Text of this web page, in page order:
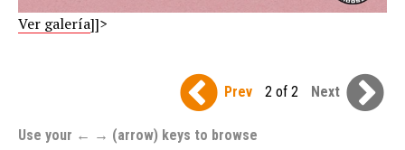
Ver galería]]>
Prev 2 of 2 Next
Use your ← → (arrow) keys to browse